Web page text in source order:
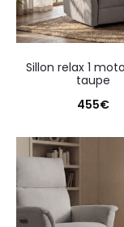
sillon relax 1 motor akari
taupe
455€